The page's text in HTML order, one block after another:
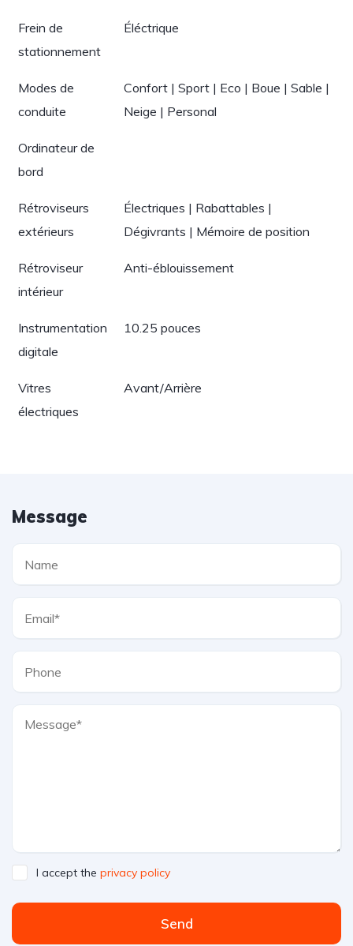
Frein de
stationnement
Éléctrique
Modes de
conduite
Confort | Sport | Eco | Boue | Sable |
Neige | Personal
Ordinateur de
bord
Rétroviseurs
extérieurs
Électriques | Rabattables |
Dégivrants | Mémoire de position
Rétroviseur
intérieur
Anti-éblouissement
Instrumentation
digitale
10.25 pouces
Vitres
électriques
Avant/Arrière
Message
I accept the privacy policy
Send